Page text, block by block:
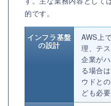
的です。
インフラ基盤
の設計
AWS上
理、テ
企業が
る場合
ウドと
ども必要